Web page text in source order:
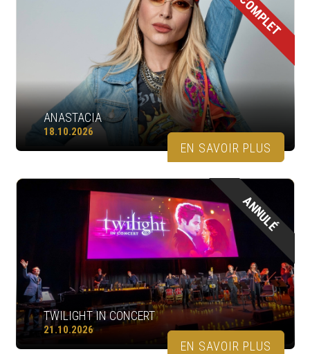
COMPLET
ANASTACIA
18.10.2026
EN SAVOIR PLUS
ANNULÉ
TWILIGHT IN CONCERT
21.10.2026
EN SAVOIR PLUS